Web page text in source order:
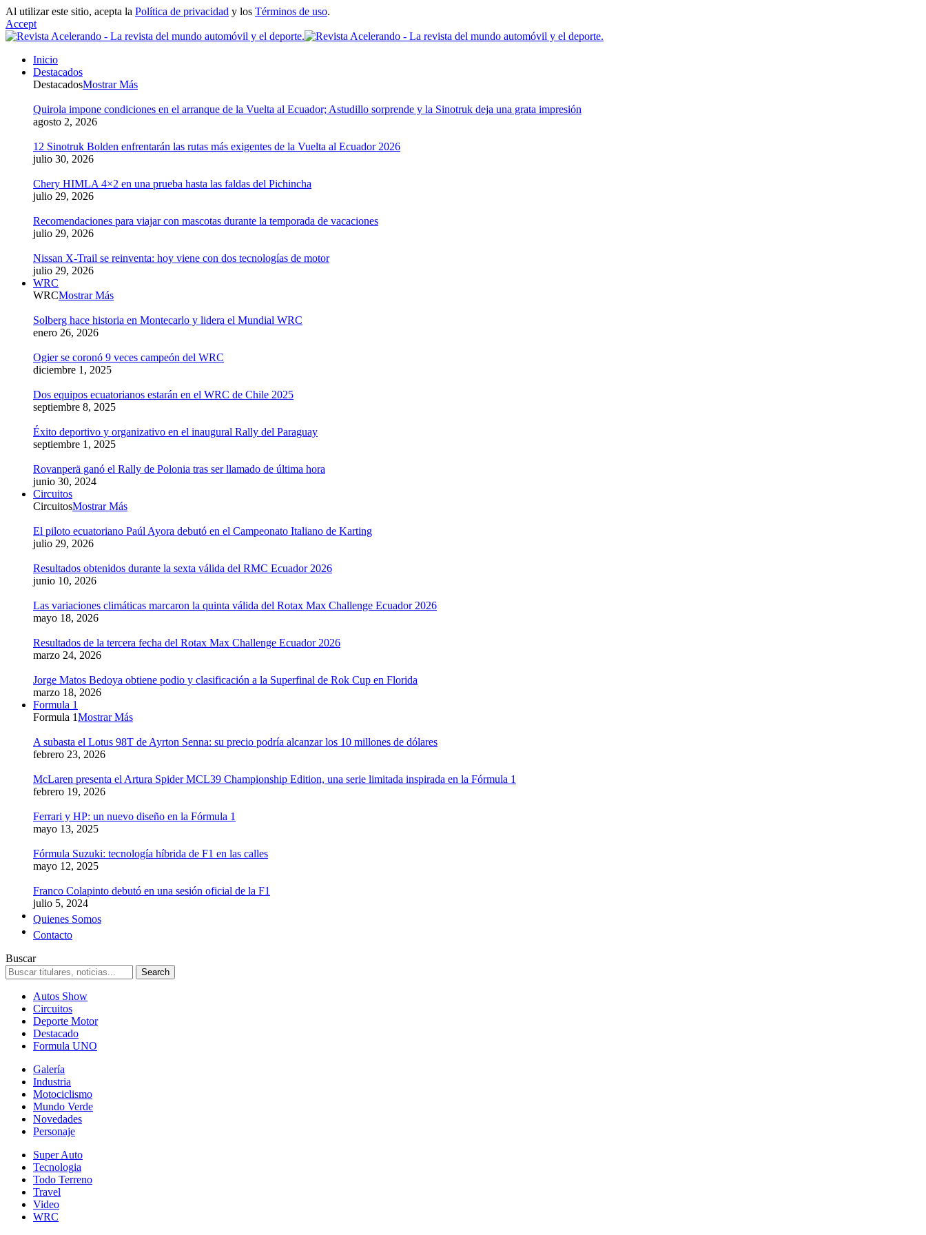
Al utilizar este sitio, acepta la Política de privacidad y los Términos de uso.
Accept
Inicio
Destacados
DestacadosMostrar Más
Quirola impone condiciones en el arranque de la Vuelta al Ecuador; Astudillo sorprende y la Sinotruk deja una grata impresión
agosto 2, 2026
12 Sinotruk Bolden enfrentarán las rutas más exigentes de la Vuelta al Ecuador 2026
julio 30, 2026
Chery HIMLA 4×2 en una prueba hasta las faldas del Pichincha
julio 29, 2026
Recomendaciones para viajar con mascotas durante la temporada de vacaciones
julio 29, 2026
Nissan X-Trail se reinventa: hoy viene con dos tecnologías de motor
julio 29, 2026
WRC
WRCMostrar Más
Solberg hace historia en Montecarlo y lidera el Mundial WRC
enero 26, 2026
Ogier se coronó 9 veces campeón del WRC
diciembre 1, 2025
Dos equipos ecuatorianos estarán en el WRC de Chile 2025
septiembre 8, 2025
Éxito deportivo y organizativo en el inaugural Rally del Paraguay
septiembre 1, 2025
Rovanperä ganó el Rally de Polonia tras ser llamado de última hora
junio 30, 2024
Circuitos
CircuitosMostrar Más
El piloto ecuatoriano Paúl Ayora debutó en el Campeonato Italiano de Karting
julio 29, 2026
Resultados obtenidos durante la sexta válida del RMC Ecuador 2026
junio 10, 2026
Las variaciones climáticas marcaron la quinta válida del Rotax Max Challenge Ecuador 2026
mayo 18, 2026
Resultados de la tercera fecha del Rotax Max Challenge Ecuador 2026
marzo 24, 2026
Jorge Matos Bedoya obtiene podio y clasificación a la Superfinal de Rok Cup en Florida
marzo 18, 2026
Formula 1
Formula 1Mostrar Más
A subasta el Lotus 98T de Ayrton Senna: su precio podría alcanzar los 10 millones de dólares
febrero 23, 2026
McLaren presenta el Artura Spider MCL39 Championship Edition, una serie limitada inspirada en la Fórmula 1
febrero 19, 2026
Ferrari y HP: un nuevo diseño en la Fórmula 1
mayo 13, 2025
Fórmula Suzuki: tecnología híbrida de F1 en las calles
mayo 12, 2025
Franco Colapinto debutó en una sesión oficial de la F1
julio 5, 2024
Quienes Somos
Contacto
Buscar
Autos Show
Circuitos
Deporte Motor
Destacado
Formula UNO
Galería
Industria
Motociclismo
Mundo Verde
Novedades
Personaje
Super Auto
Tecnologia
Todo Terreno
Travel
Video
WRC